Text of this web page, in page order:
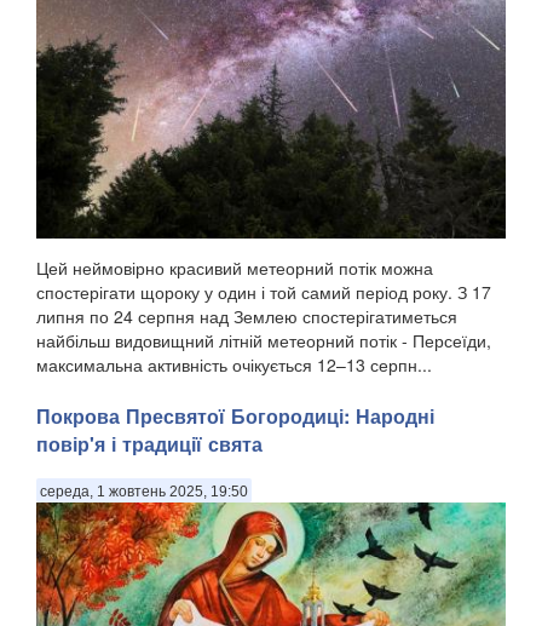
Цей неймовірно красивий метеорний потік можна
спостерігати щороку у один і той самий період року. З 17
липня по 24 серпня над Землею спостерігатиметься
найбільш видовищний літній метеорний потік - Персеїди,
максимальна активність очікується 12–13 серпн...
Покрова Пресвятої Богородиці: Народні
повір'я і традиції свята
середа, 1 жовтень 2025, 19:50